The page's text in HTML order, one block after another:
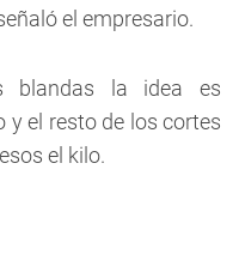
el empresario.
blandas la idea es
y el resto de los cortes
el kilo.